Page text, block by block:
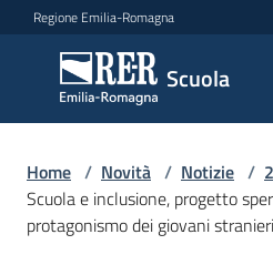
Vai al contenuto
Vai alla navigazione
Vai al footer
Regione Emilia-Romagna
Scuola
Scuola
Argomenti
Home / Novità / Notizie /
Scuola e inclusione, progetto
protagonismo dei giovani stranieri